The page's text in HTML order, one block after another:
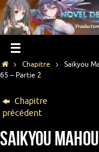
Chapitre
Saikyou
65 – Partie 2
Chapitre
précédent
Saikyou